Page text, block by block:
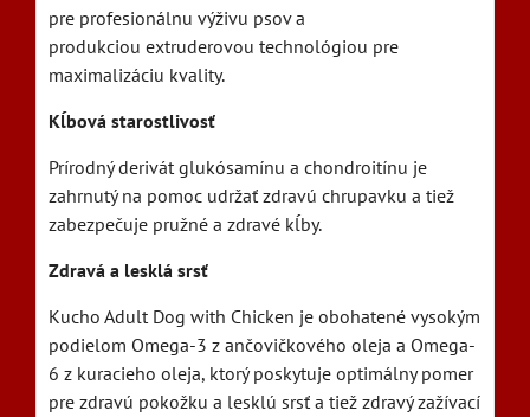
pre profesionálnu výživu psov a
produkciou extruderovou technológiou pre
maximalizáciu kvality.
Kĺbová starostlivosť
Prírodný derivát glukósamínu a chondroitínu je
zahrnutý na pomoc udržať zdravú chrupavku a tiež
zabezpečuje pružné a zdravé kĺby.
Zdravá a lesklá srsť
Kucho Adult Dog with Chicken je obohatené vysokým
podielom Omega-3 z ančovičkového oleja a Omega-
6 z kuracieho oleja, ktorý poskytuje optimálny pomer
pre zdravú pokožku a lesklú srsť a tiež zdravý zažívací